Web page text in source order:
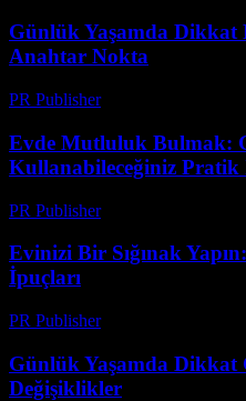
Günlük Yaşamda Dikkat
Anahtar Nokta
PR Publisher-
Evde Mutluluk Bulmak:
Kullanabileceğiniz Pratik
PR Publisher-
Evinizi Bir Sığınak
İpuçları
PR Publisher-
Günlük Yaşamda Dikkat
Değişiklikler